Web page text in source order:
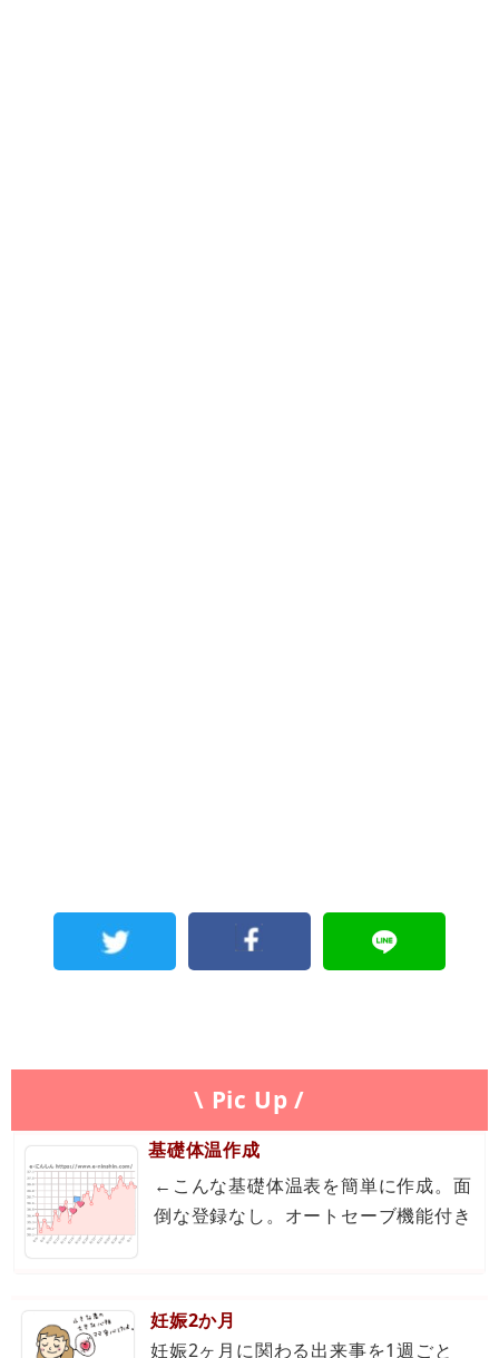
\ Pic Up /
基礎体温作成
←こんな基礎体温表を簡単に作成。面
倒な登録なし。オートセーブ機能付き
妊娠2か月
妊娠2ヶ月に関わる出来事を1週ごと